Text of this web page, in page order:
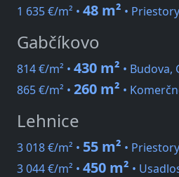
1 635 €/m² • 48 m² •
Gabčíkovo
814 €/m² • 430 m² • Budova,
865 €/m² • 260 m² •
Lehnice
3 018 €/m² • 55 m² •
3 044 €/m² • 450 m² •